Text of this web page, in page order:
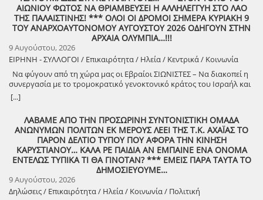
Κορίζης Με την υποστήριξη του Δήμος Πύργου / Municipality Of
Pyrgos 2024 -2028
ΑΙΩΝΙΟΥ ΦΩΤΟΣ ΝΑ ΘΡΙΑΜΒΕΥΣΕΙ Η ΑΛΛΗΛΕΓΓΥΗ ΣΤΟ ΛΑΟ
ΤΗΣ ΠΑΛΑΙΣΤΙΝΗΣ! *** ΟΛΟΙ ΟΙ ΔΡΟΜΟΙ ΣΗΜΕΡΑ ΚΥΡΙΑΚΗ 9
ΤΟΥ ΑΝΑΡΧΟΑΥΤΟΝΟΜΟΥ ΑΥΓΟΥΣΤΟΥ 2026 ΟΔΗΓΟΥΝ ΣΤΗΝ
ΑΡΧΑΙΑ ΟΛΥΜΠΙΑ…!!!
9 Αυγούστου, 2026
ΕΙΡΗΝΗ - ΣΥΛΛΟΓΟΙ / Επικαιρότητα / Ηλεία / Κεντρικά / Κοινωνία
Να φύγουν από τη χώρα μας οι Εβραίοι ΣΙΩΝΙΣΤΕΣ – Να διακοπεί η
συνεργασία με το τρομοκρατικό γενοκτονικό κράτος του Ισραήλ και
φέρτε πίσω στην Ελλάδα από τη Σαουδική Αραβία τους ελληνικούς
patriot!!
[...]
ΛΑΒΑΜΕ ΑΠΟ ΤΗΝ ΠΡΟΣΩΡΙΝΗ ΣΥΝΤΟΝΙΣΤΙΚΗ ΟΜΑΔΑ
ΑΝΩΝΥΜΩΝ ΠΟΛΙΤΩΝ ΕΚ ΜΕΡΟΥΣ ΛΕΕΙ ΤΗΣ Τ.Κ. ΑΧΑΪΑΣ ΤΟ
ΠΑΡΟΝ ΔΕΛΤΙΟ ΤΥΠΟΥ ΠΟΥ ΑΦΟΡΑ ΤΗΝ ΚΙΝΗΣΗ
ΚΑΡΥΣΤΙΑΝΟΥ… ΚΑΛΑ ΡΕ ΠΑΙΔΙΑ ΑΝ ΕΜΠΑΙΝΕ ΕΝΑ ΟΝΟΜΑ
ΕΝΤΕΛΩΣ ΤΥΠΙΚΑ ΤΙ ΘΑ ΓΙΝΟΤΑΝ? *** ΕΜΕΙΣ ΠΑΡΑ ΤΑΥΤΑ ΤΟ
ΔΗΜΟΣΙΕΥΟΥΜΕ…
9 Αυγούστου, 2026
Δηλώσεις / Επικαιρότητα / Ηλεία / Κοινωνία / Πολιτική